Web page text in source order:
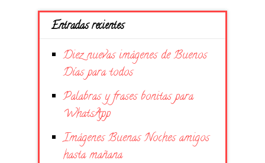
Entradas recientes
Diez nuevas imágenes de Buenos
Días para todos
Palabras y frases bonitas para
WhatsApp
Imágenes Buenas Noches amigos
hasta mañana